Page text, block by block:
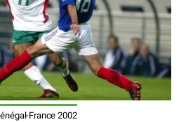
France 2002